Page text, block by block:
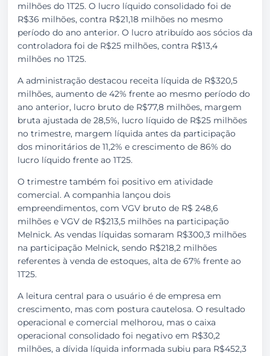
milhões do 1T25. O lucro líquido consolidado foi de
R$36 milhões, contra R$21,18 milhões no mesmo
período do ano anterior. O lucro atribuído aos sócios da
controladora foi de R$25 milhões, contra R$13,4
milhões no 1T25.
A administração destacou receita líquida de R$320,5
milhões, aumento de 42% frente ao mesmo período do
ano anterior, lucro bruto de R$77,8 milhões, margem
bruta ajustada de 28,5%, lucro líquido de R$25 milhões
no trimestre, margem líquida antes da participação
dos minoritários de 11,2% e crescimento de 86% do
lucro líquido frente ao 1T25.
O trimestre também foi positivo em atividade
comercial. A companhia lançou dois
empreendimentos, com VGV bruto de R$ 248,6
milhões e VGV de R$213,5 milhões na participação
Melnick. As vendas líquidas somaram R$300,3 milhões
na participação Melnick, sendo R$218,2 milhões
referentes à venda de estoques, alta de 67% frente ao
1T25.
A leitura central para o usuário é de empresa em
crescimento, mas com postura cautelosa. O resultado
operacional e comercial melhorou, mas o caixa
operacional consolidado foi negativo em R$30,2
milhões, a dívida líquida informada subiu para R$452,3